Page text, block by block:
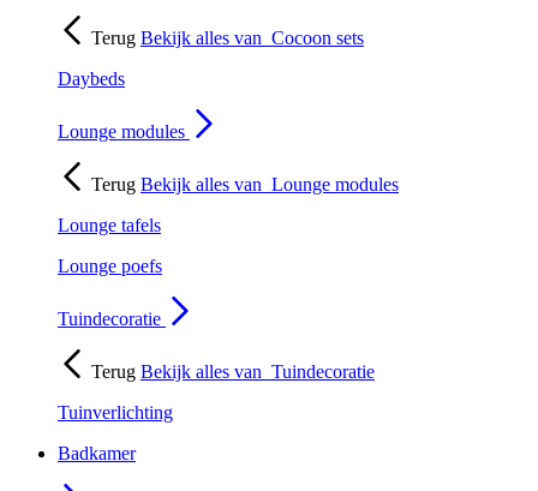
Terug Bekijk alles van Cocoon sets
Daybeds
Lounge modules
Terug Bekijk alles van Lounge modules
Lounge tafels
Lounge poefs
Tuindecoratie
Terug Bekijk alles van Tuindecoratie
Tuinverlichting
Badkamer